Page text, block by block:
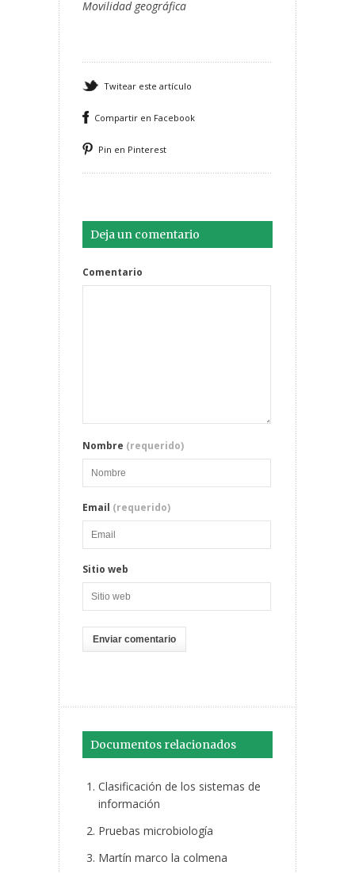
Movilidad geográfica
Twitear este artículo
Compartir en Facebook
Pin en Pinterest
Deja un comentario
Comentario
Nombre (requerido)
Email (requerido)
Sitio web
Documentos relacionados
Clasificación de los sistemas de
información
Pruebas microbiología
Martín marco la colmena